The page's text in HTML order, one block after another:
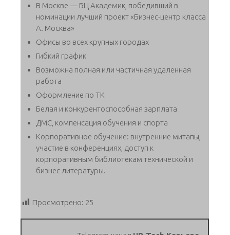
В Москве — БЦ Академик, победивший в
номинации лучший проект «Бизнес-центр класса
А. Москва»
Офисы во всех крупных городах
Гибкий график
Возможна полная или частичная удаленная
работа
Оформление по ТК
Белая и конкурентоспособная зарплата
ДМС, компенсация обучения и спорта
Корпоративное обучение: внутренние митапы,
участие в конференциях, доступ к
корпоративным библиотекам технической и
бизнес литературы.
Просмотрено: 25